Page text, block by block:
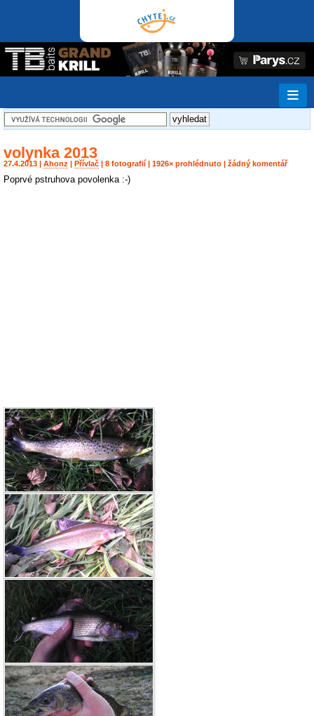
volynka 2013
27.4.2013 | Ahonz Přívlač | 8 fotografií | 1926× prohlédnuto | žádný komentář
Poprvé pstruhova povolenka :-)